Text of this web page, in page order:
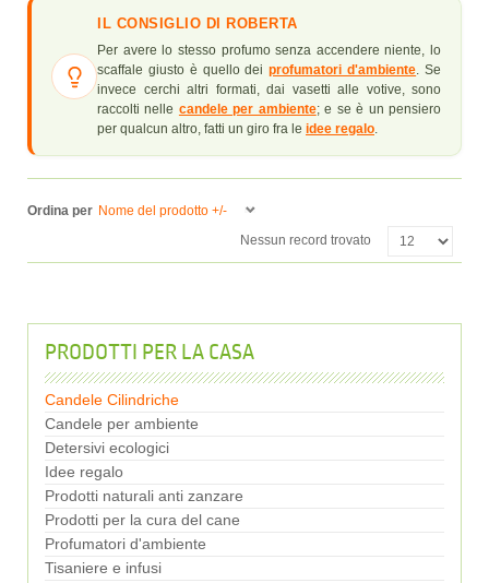
IL CONSIGLIO DI ROBERTA
Per avere lo stesso profumo senza accendere niente, lo
scaffale giusto è quello deiprofumatori d'ambiente. Se
invece cerchi altri formati, dai vasetti alle votive, sono
raccolti nelle candele per ambiente; e se è un pensiero
per qualcun altro, fatti un giro fra le idee regalo.
Ordina per Nome del prodotto +/-
Nessun record trovato
PRODOTTI PER LA CASA
Candele Cilindriche
Candele per ambiente
Detersivi ecologici
Idee regalo
Prodotti naturali anti zanzare
Prodotti per la cura del cane
Profumatori d'ambiente
Tisaniere e infusi